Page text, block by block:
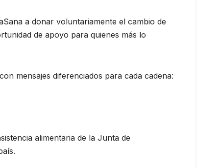
a donar voluntariamente el cambio de
de apoyo para quienes más lo
mensajes diferenciados para cada cadena:
alimentaria de la Junta de